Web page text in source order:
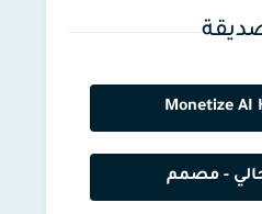
Monetize AI
- مصمم